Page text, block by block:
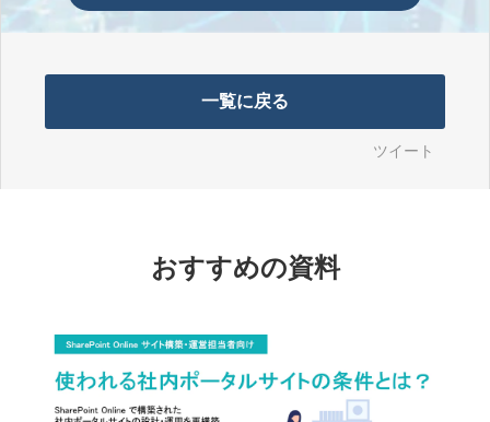
一覧に戻る
ツイート
おすすめの資料